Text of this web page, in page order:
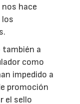
nos hace
los
también a
como
impedido a
promoción
el sello